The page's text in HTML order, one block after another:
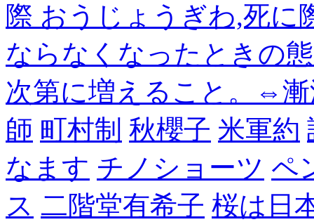
際 おうじょうぎわ,死に
ならなくなったときの
次第に増えること。⇔
師 町村制 秋櫻子 米軍約
なます チノショーツ ペ
ス 二階堂有希子 桜は日